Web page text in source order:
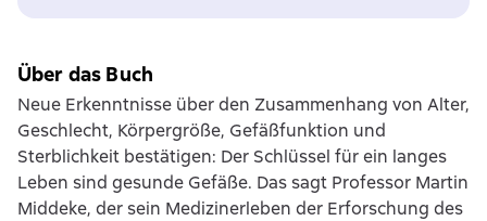
Über das Buch
Neue Erkenntnisse über den Zusammenhang von Alter,
Geschlecht, Körpergröße, Gefäßfunktion und
Sterblichkeit bestätigen: Der Schlüssel für ein langes
Leben sind gesunde Gefäße. Das sagt Professor Martin
Middeke, der sein Medizinerleben der Erforschung des